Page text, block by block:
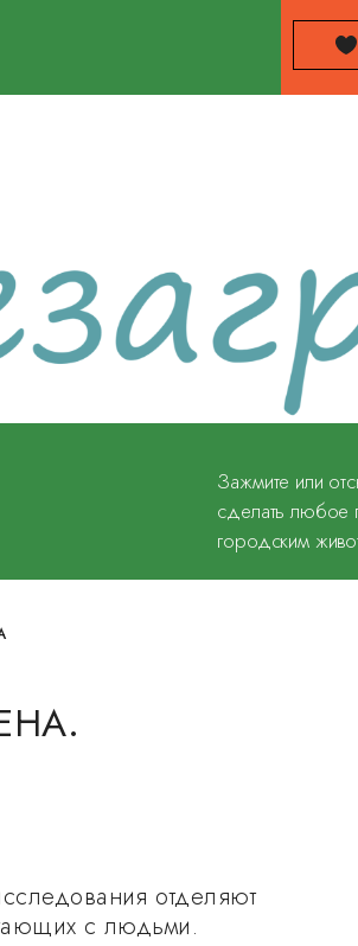
Зажмите или
сделать любое
городским
отделяют
с людьми.